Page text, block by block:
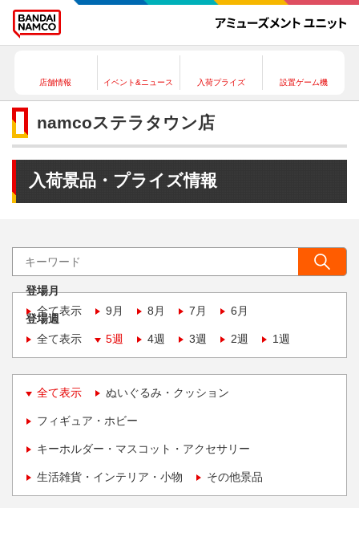
店舗情報 イベント&ニュース 入荷プライズ 設置ゲーム機
namcoステラタウン店
入荷景品・プライズ情報
登場月
全て表示
9月 8月 7月 6月
登場週
全て表示
5週 4週 3週 2週 1週
全て表示 ぬいぐるみ・クッション
フィギュア・ホビー
キーホルダー・マスコット・アクセサリー
生活雑貨・インテリア・小物 その他景品